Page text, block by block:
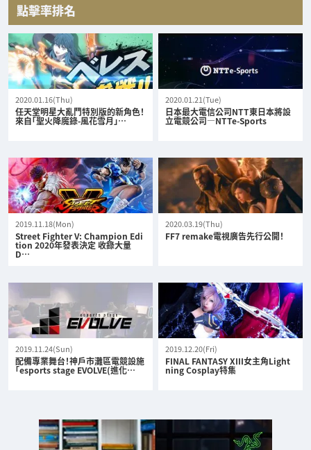
點擊率排名
2020.01.16(Thu)
任天堂明星大亂鬥特別版的新角色！
來自「聖火降魔錄-風花雪月」…
2020.01.21(Tue)
日本最大電信公司NTT東日本將設
立電競公司—NTTe-Sports
2019.11.18(Mon)
Street Fighter V: Champion Edi
tion 2020年發表決定 收錄大量
D…
2020.03.19(Thu)
FF7 remake電視廣告先行公開！
2019.11.24(Sun)
配備專業舞台！神戶市灘區電競設施
「esports stage EVOLVE(進化…
2019.12.20(Fri)
FINAL FANTASY XIII女主角Light
ning Cosplay特集